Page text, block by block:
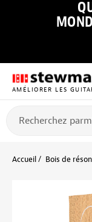
AMÉLIORER LES
Accueil Bois de